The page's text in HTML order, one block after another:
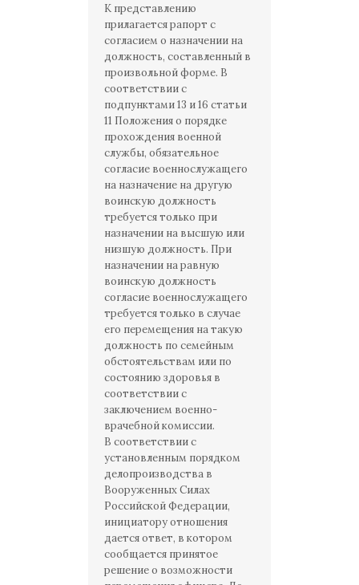
К представлению
прилагается рапорт с
согласием о назначении на
должность, составленный в
произвольной форме. В
соответствии с
подпунктами 13 и 16 статьи
11 Положения о порядке
прохождения военной
службы, обязательное
согласие военнослужащего
на назначение на другую
воинскую должность
требуется только при
назначении на высшую или
низшую должность. При
назначении на равную
воинскую должность
согласие военнослужащего
требуется только в случае
его перемещения на такую
должность по семейным
обстоятельствам или по
состоянию здоровья в
соответствии с
заключением военно-
врачебной комиссии.
В соответствии с
установленным порядком
делопроизводства в
Вооруженных Силах
Российской Федерации,
инициатору отношения
дается ответ, в котором
сообщается принятое
решение о возможности